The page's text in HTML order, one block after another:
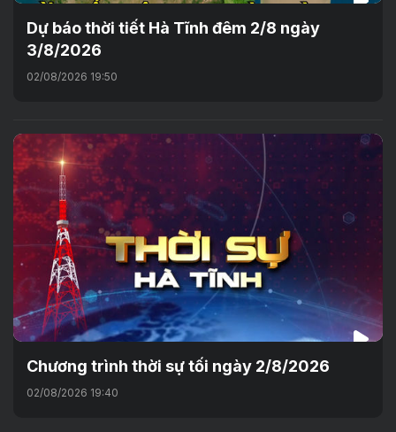
Dự báo thời tiết Hà Tĩnh đêm 2/8 ngày
3/8/2026
02/08/2026 19:50
Chương trình thời sự tối ngày 2/8/2026
02/08/2026 19:40